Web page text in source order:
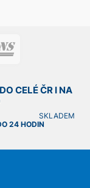
CELÉ ČR I NA
SKLADEM
24 HODIN